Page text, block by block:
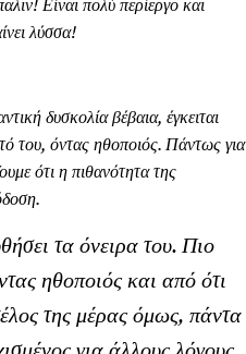
λύσσα!
δυσκολία βέβαια, έγκειται
του, όντας ηθοποιός. Πάντως για
ότι η πιθανότητα της
τα όνειρα του. Πιο
ηθοποιός και από ότι
της μέρας όμως, πάντα